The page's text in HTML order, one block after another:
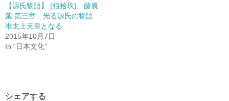
ウ
ィ
ン
ド
ウ
で
開
き
ま
て
く
だ
さ
い
(
新
【源氏物語】 (佰拾玖) 藤裏
葉 第三章 光る源氏の物語
准太上天皇となる
2015年10月7日
In “日本文化”
シェアする